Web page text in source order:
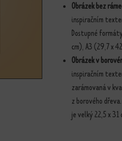
Obrázek bez
inspiračním
Dostupné
cm), A3 (29,7 x
Obrázek v
inspiračním
zarámovaná v
z borového
je velký 22,5 x 31